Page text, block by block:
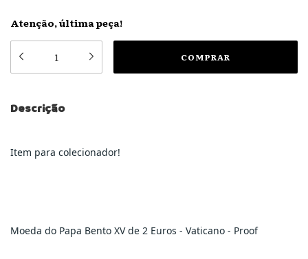
Atenção, última peça!
Descrição
Item para colecionador!
Moeda do Papa Bento XV de 2 Euros - Vaticano - Proof